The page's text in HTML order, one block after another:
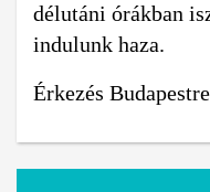
délutáni órákban
indulunk haza.
Érkezés